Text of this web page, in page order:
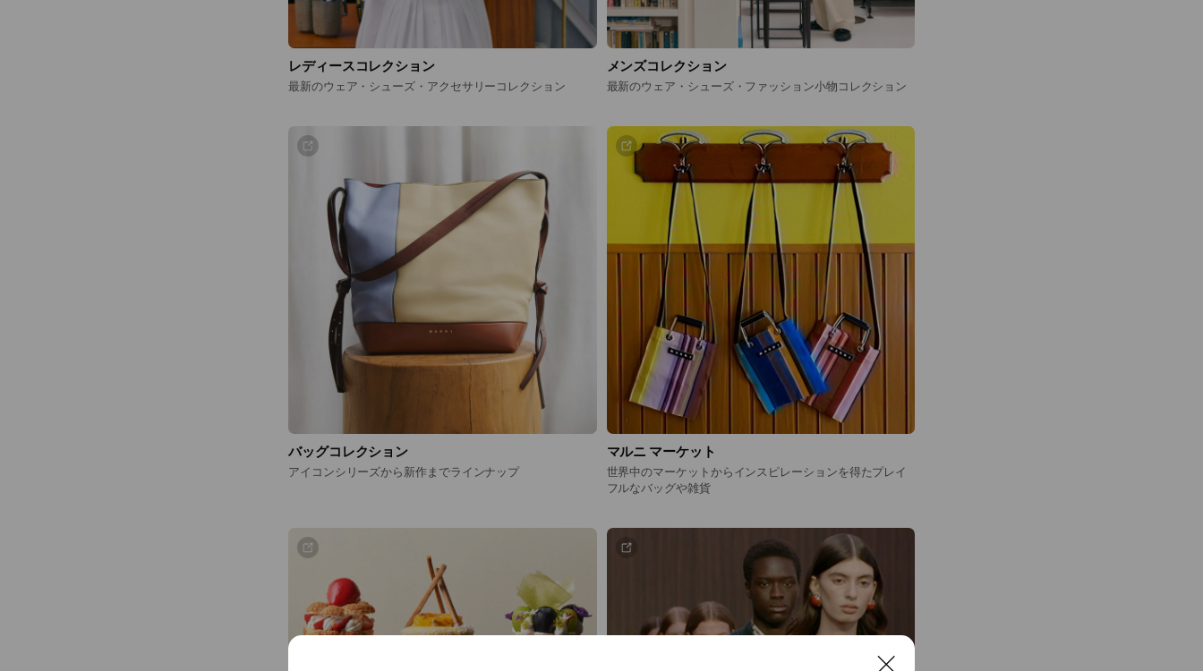
レディースコレクション
最新のウェア・シューズ・アクセサリーコレクション
メンズコレクション
最新のウェア・シューズ・ファッション小物コレクション
バッグコレクション
アイコンシリーズから新作までラインナップ
マルニ マーケット
世界中のマーケットからインスピレーションを得たプレイ
フルなバッグや雑貨